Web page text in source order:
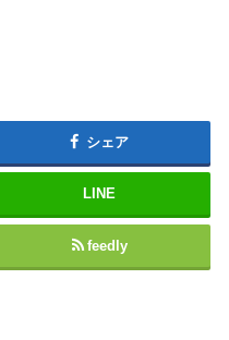
シェア
LINE
feedly